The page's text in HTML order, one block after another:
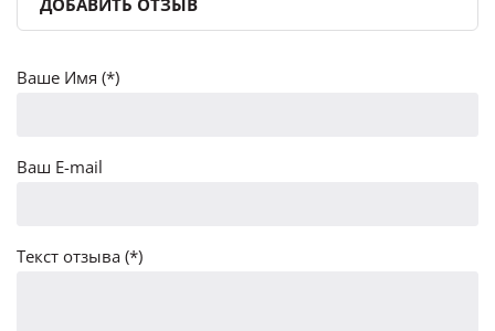
Ваше Имя (*)
Ваш E-mail
Текст отзыва (*)